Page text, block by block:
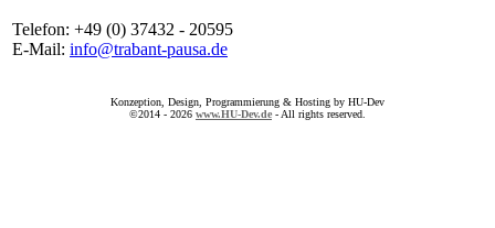
Telefon: +49 (0) 37432 - 20595
E-Mail: info@trabant-pausa.de
Konzeption, Design, Programmierung & Hosting by HU-Dev
©2014 - 2026 www.HU-Dev.de - All rights reserved.